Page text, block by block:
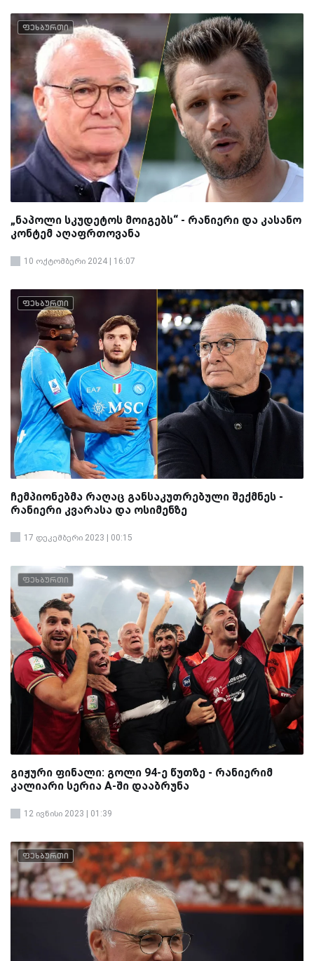
ფეხბურთი
„ნაპოლი სკუდეტოს მოიგებს“ - რანიერი და კასანო
კონტემ აღაფრთოვანა
10 ოქტომბერი 2024 | 16:07
ფეხბურთი
ჩემპიონებმა რაღაც განსაკუთრებული შექმნეს -
რანიერი კვარასა და ოსიმენზე
17 დეკემბერი 2023 | 00:15
ფეხბურთი
გიჟური ფინალი: გოლი 94-ე წუთზე - რანიერიმ
კალიარი სერია A-ში დააბრუნა
12 ივნისი 2023 | 01:39
ფეხბურთი